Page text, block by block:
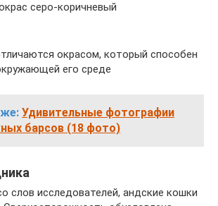
серо-коричневый
окрасом, который способен
его среде
Удивительные фотографии
барсов (18 фото)
слов исследователей, андские кошки